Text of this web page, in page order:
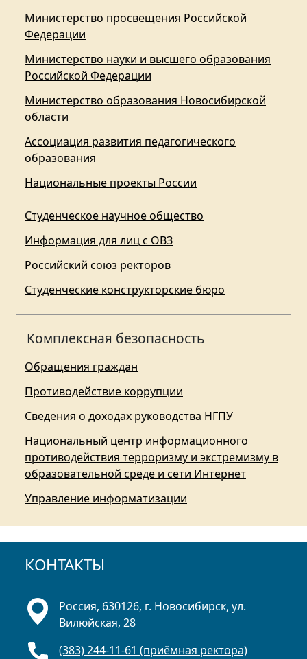
Министерство просвещения Российской
Федерации
Министерство науки и высшего образования
Российской Федерации
Министерство образования Новосибирской
области
Ассоциация развития педагогического
образования
Национальные проекты России
Студенческое научное общество
Информация для лиц с ОВЗ
Российский союз ректоров
Студенческие конструкторские бюро
Комплексная безопасность
Обращения граждан
Противодействие коррупции
Сведения о доходах руководства НГПУ
Национальный центр информационного
противодействия терроризму и экстремизму в
образовательной среде и сети Интернет
Управление информатизации
КОНТАКТЫ
Россия, 630126, г. Новосибирск, ул.
Вилюйская, 28
(383) 244-11-61 (приёмная ректора)